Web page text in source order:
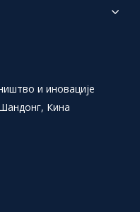
дрвета за
и иновације
Кина